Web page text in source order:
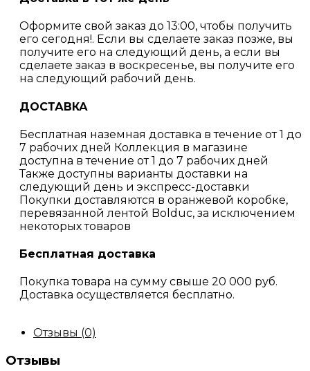
Оформите свой заказ до 13:00, чтобы получить
его сегодня!. Если вы сделаете заказ позже, вы
получите его на следующий день, а если вы
сделаете заказ в воскресенье, вы получите его
на следующий рабочий день.
ДОСТАВКА
Бесплатная наземная доставка в течение от 1 до
7 рабочих дней Коллекция в магазине
доступна в течение от 1 до 7 рабочих дней
Также доступны варианты доставки на
следующий день и экспресс-доставки
Покупки доставляются в оранжевой коробке,
перевязанной лентой Bolduc, за исключением
некоторых товаров
Бесплатная доставка
Покупка товара на сумму свыше 20 000 руб.
Доставка осуществляется бесплатно.
Отзывы (0)
Отзывы